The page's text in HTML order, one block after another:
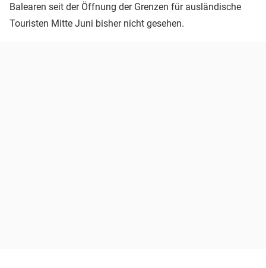
Balearen seit der Öffnung der Grenzen für ausländische
Touristen Mitte Juni bisher nicht gesehen.